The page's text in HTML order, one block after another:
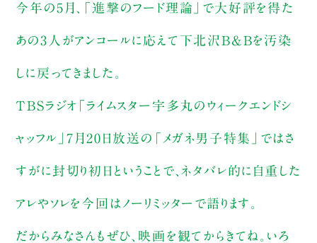
今年の5月、「進撃のフード理論」で大好評を得た
あの3人がアンコールに応えて下北沢B&Bを汚染
しに戻ってきました。
TBSラジオ「ライムスター宇多丸のウィークエンドシ
ャッフル」7月20日放送の「メガネ男子特集」ではさ
すがに封切り初日ということで、ネタバレ的に自重した
アレやソレを今回はノーリミッターで語ります。
だからみなさんもぜひ、映画を観てからきてね。いろ